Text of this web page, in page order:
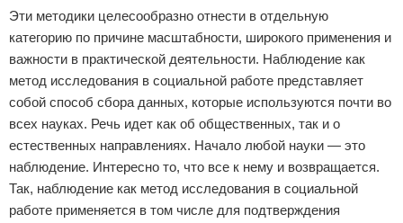
Эти методики целесообразно отнести в отдельную
категорию по причине масштабности, широкого применения и
важности в практической деятельности. Наблюдение как
метод исследования в социальной работе представляет
собой способ сбора данных, которые используются почти во
всех науках. Речь идет как об общественных, так и о
естественных направлениях. Начало любой науки — это
наблюдение. Интересно то, что все к нему и возвращается.
Так, наблюдение как метод исследования в социальной
работе применяется в том числе для подтверждения